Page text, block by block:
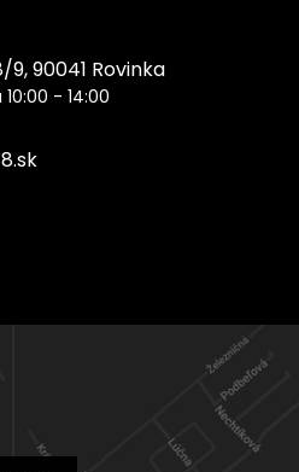
9, 90041 Rovinka
- 14:00